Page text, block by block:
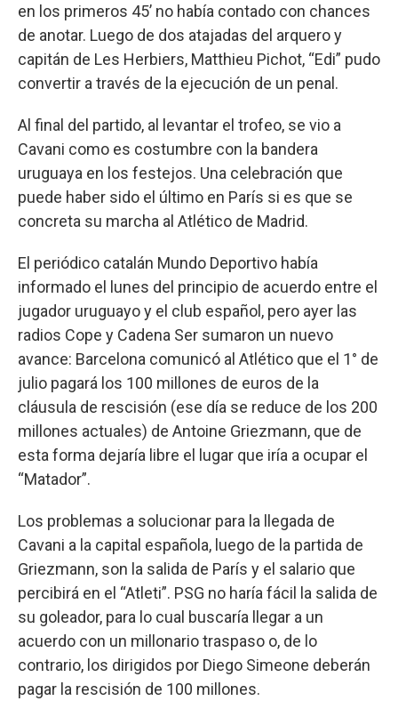
en los primeros 45’ no había contado con chances
de anotar. Luego de dos atajadas del arquero y
capitán de Les Herbiers, Matthieu Pichot, “Edi” pudo
convertir a través de la ejecución de un penal.
Al final del partido, al levantar el trofeo, se vio a
Cavani como es costumbre con la bandera
uruguaya en los festejos. Una celebración que
puede haber sido el último en París si es que se
concreta su marcha al Atlético de Madrid.
El periódico catalán Mundo Deportivo había
informado el lunes del principio de acuerdo entre el
jugador uruguayo y el club español, pero ayer las
radios Cope y Cadena Ser sumaron un nuevo
avance: Barcelona comunicó al Atlético que el 1° de
julio pagará los 100 millones de euros de la
cláusula de rescisión (ese día se reduce de los 200
millones actuales) de Antoine Griezmann, que de
esta forma dejaría libre el lugar que iría a ocupar el
“Matador”.
Los problemas a solucionar para la llegada de
Cavani a la capital española, luego de la partida de
Griezmann, son la salida de París y el salario que
percibirá en el “Atleti”. PSG no haría fácil la salida de
su goleador, para lo cual buscaría llegar a un
acuerdo con un millonario traspaso o, de lo
contrario, los dirigidos por Diego Simeone deberán
pagar la rescisión de 100 millones.